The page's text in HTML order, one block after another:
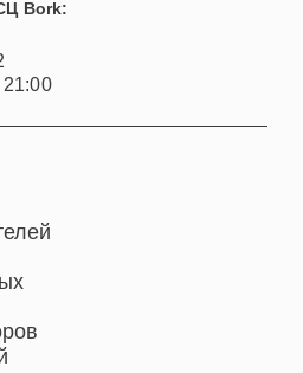
Bork: